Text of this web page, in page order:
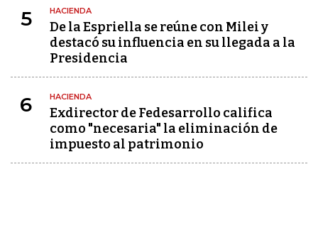
5 HACIENDA
De la Espriella se reúne con Milei y
destacó su influencia en su llegada a la
Presidencia
6 HACIENDA
Exdirector de Fedesarrollo califica
como "necesaria" la eliminación de
impuesto al patrimonio